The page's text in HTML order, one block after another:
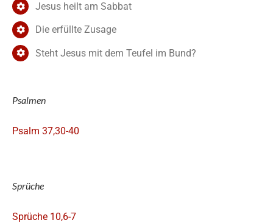
Jesus heilt am Sabbat
Die erfüllte Zusage
Steht Jesus mit dem Teufel im Bund?
Psalmen
Psalm 37,30-40
Sprüche
Sprüche 10,6-7